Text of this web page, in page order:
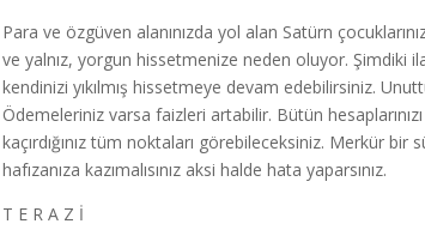
Para ve özgüven alanınızda yol alan Satürn
ve yalnız, yorgun hissetmenize neden oluyor. Şimdiki
kendinizi yıkılmış hissetmeye devam edebilirsiniz.
Ödemeleriniz varsa faizleri artabilir. Bütün
kaçırdığınız tüm noktaları görebileceksiniz. Merkür
hafızanıza kazımalısınız aksi halde hata yaparsınız.
T E R A Z İ